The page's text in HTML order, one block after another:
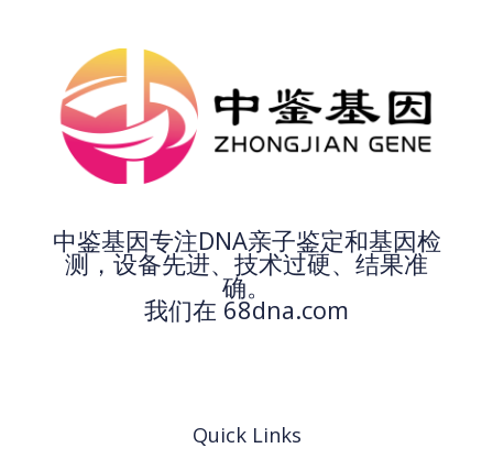
中鉴基因专注DNA亲子鉴定和基因检
测，设备先进、技术过硬、结果准
确。
我们在 68dna.com
Quick Links